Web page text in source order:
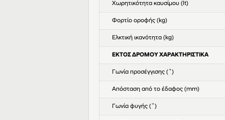
Χωρητικότητα καυσίμου (lt)
Φορτίο οροφής (kg)
Ελκτική ικανότητα (kg)
ΕΚΤΟΣ ΔΡΟΜΟΥ ΧΑΡΑΚΤΗΡΙΣΤΙΚΑ
Γωνία προσέγγισης (˚)
Απόσταση από το έδαφος (mm)
Γωνία φυγής (˚)